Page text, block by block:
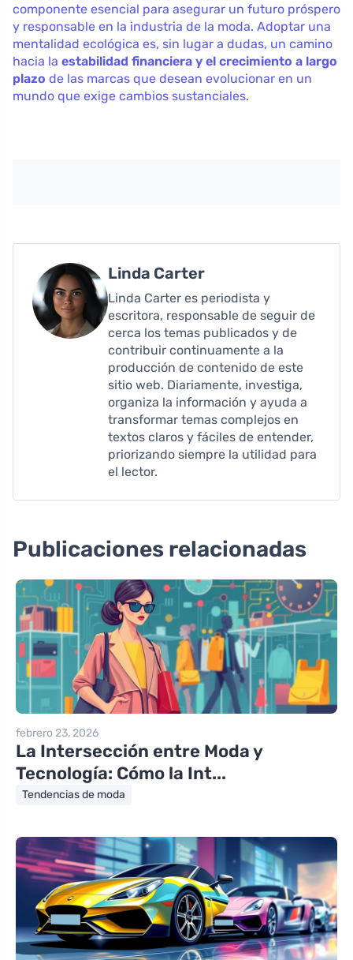
componente esencial para asegurar un futuro próspero
y responsable en la industria de la moda. Adoptar una
mentalidad ecológica es, sin lugar a dudas, un camino
hacia la estabilidad financiera y el crecimiento a largo
plazo de las marcas que desean evolucionar en un
mundo que exige cambios sustanciales.
Linda Carter
Linda Carter es periodista y
escritora, responsable de seguir de
cerca los temas publicados y de
contribuir continuamente a la
producción de contenido de este
sitio web. Diariamente, investiga,
organiza la información y ayuda a
transformar temas complejos en
textos claros y fáciles de entender,
priorizando siempre la utilidad para
el lector.
Publicaciones relacionadas
febrero 23, 2026
La Intersección entre Moda y
Tecnología: Cómo la Int...
Tendencias de moda